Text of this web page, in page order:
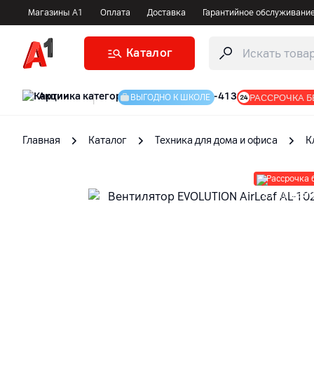
Магазины А1 Оплата Доставка Гарантийное
Каталог
Акции | ВЫГОДНО К ШКОЛЕ РАССРОЧКА
Главная Каталог Техника для дома и офиса
Рассрочка